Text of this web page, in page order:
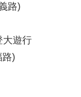
路)
大遊行
路)